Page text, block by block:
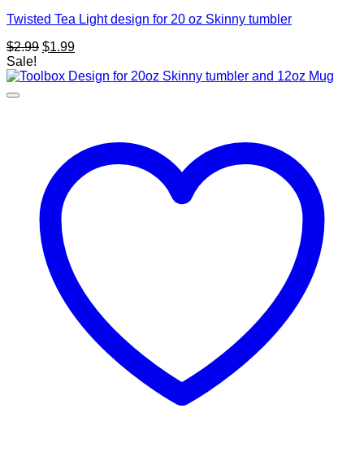
Twisted Tea Light design for 20 oz Skinny tumbler
$2.99 Original
was:
$1.99Current
is:
Sale!